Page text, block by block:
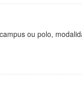
ou polo,